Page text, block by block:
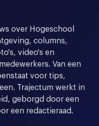
over Hogeschool
columns,
video's en
Van een
voor tips,
Trajectum werkt in
geborgd door een
een redactieraad.